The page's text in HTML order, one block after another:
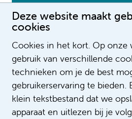
Deze website maakt
cookies
Cookies in het kort. Op onze
gebruik van verschillende
technieken om je de best
gebruikerservaring te bieden.
klein tekstbestand dat we
apparaat en uitlezen bij je
Wendy den Elzen
Wil je meer informatie over
Stuur een bericht